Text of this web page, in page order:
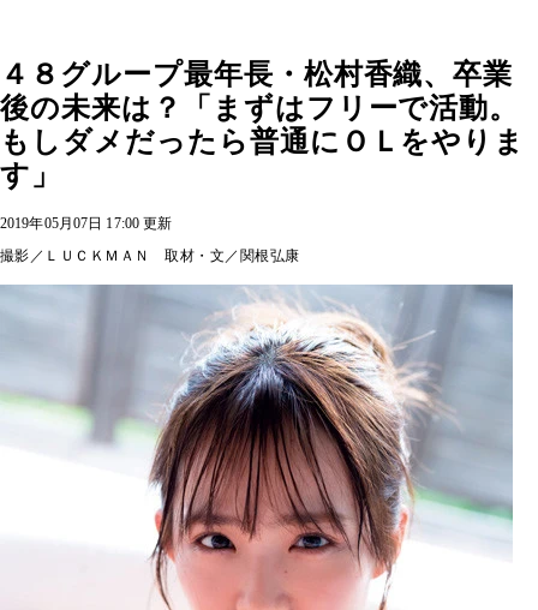
４８グループ最年長・松村香織、卒業
後の未来は？「まずはフリーで活動。
もしダメだったら普通にＯＬをやりま
す」
2019年05月07日 17:00 更新
撮影／ＬＵＣＫＭＡＮ 取材・文／関根弘康